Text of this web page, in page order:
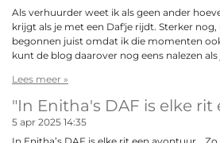
Als verhuurder weet ik als geen ander
krijgt als je met een Daf'je rijdt. Sterker
begonnen juist omdat ik die momenten
kunt de blog daarover nog eens nalezen
Lees meer »
"In Enitha's DAF is elke
5 apr 2025 14:35
In Enitha’s DAF is elke rit een avontuur…